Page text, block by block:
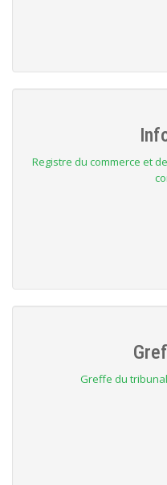
Registre du commerce et
Greffe du